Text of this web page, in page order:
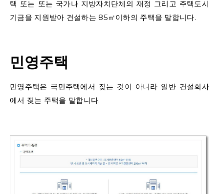
택 또는 또는 국가나 지방자치단체의 재정 그리고 주택도시
기금을 지원받아 건설하는 85㎡이하의 주택을 말합니다.
민영주택
민영주택은 국민주택에서 짖는 것이 아니라 일반 건설회사
에서 짖는 주택을 말합니다.